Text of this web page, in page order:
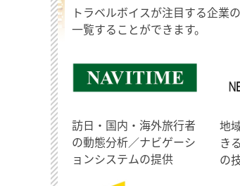
トラベルボイスが注目する企業
一覧することができます。
訪日・国内・海外旅行者
の動態分析／ナビゲーシ
ョンシステムの提供
地
き
の